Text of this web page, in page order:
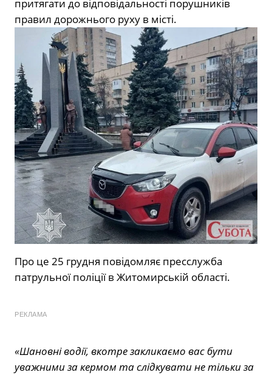
притягати до відповідальності порушників
правил дорожнього руху в місті.
Про це 25 грудня повідомляє пресслужба
патрульної поліції в Житомирській області.
РЕКЛАМА
«Шановні водії, вкотре закликаємо вас бути
уважними за кермом та слідкувати не тільки за